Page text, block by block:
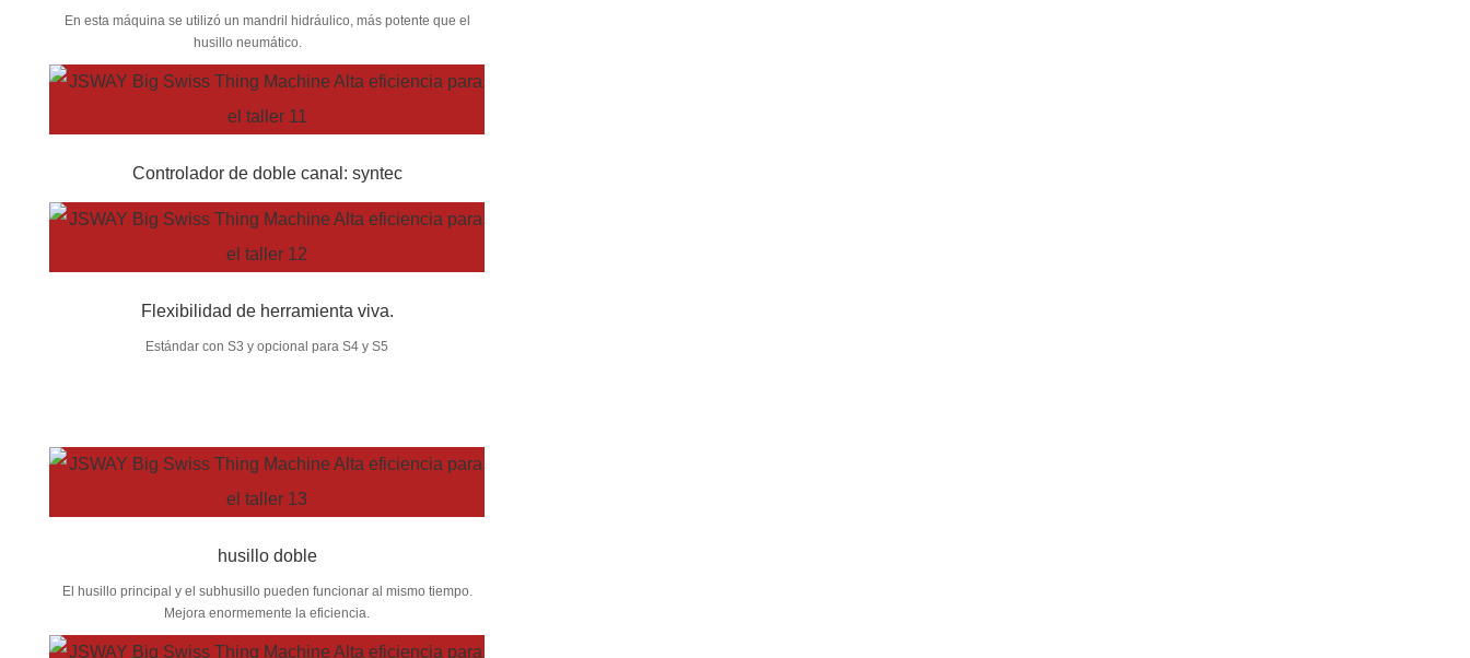
En esta máquina se utilizó un mandril hidráulico, más potente que el
husillo neumático.
Controlador de doble canal: syntec
Flexibilidad de herramienta viva.
Estándar con S3 y opcional para S4 y S5
husillo doble
El husillo principal y el subhusillo pueden funcionar al mismo tiempo.
Mejora enormemente la eficiencia.